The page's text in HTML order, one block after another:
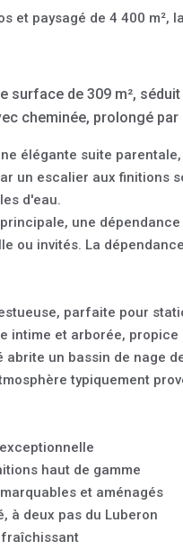
et paysagé de 4 400 m²,
surface de 309 m²,
cheminée, prolongé
élégante suite
un escalier aux finitions
d'eau.
une
ou invités. La
parfaite pour
intime et arborée,
abrite un bassin de nage
typiquement
haut de gamme
et aménagés
à deux pas du Luberon